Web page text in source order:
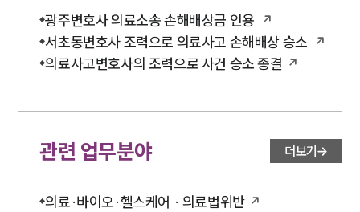
광주변호사 의료소송 손해배상금 인용
서초동변호사 조력으로 의료사고 손해배상 승소
의료사고변호사의 조력으로 사건 승소 종결
관련 업무분야 더보기
의료·바이오·헬스케어 · 의료법위반